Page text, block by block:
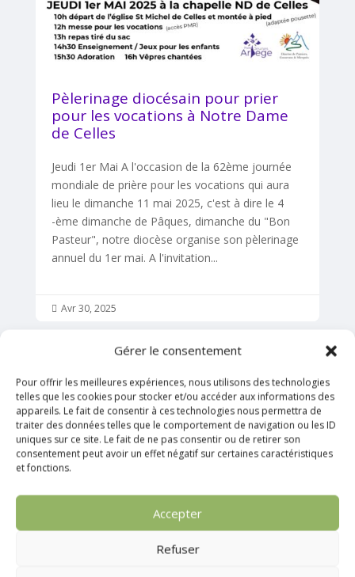
Gérer le consentement
Pour offrir les meilleures expériences, nous utilisons des technologies
telles que les cookies pour stocker et/ou accéder aux informations des
appareils. Le fait de consentir à ces technologies nous permettra de
traiter des données telles que le comportement de navigation ou les ID
uniques sur ce site. Le fait de ne pas consentir ou de retirer son
consentement peut avoir un effet négatif sur certaines caractéristiques
et fonctions.
Accepter
Refuser
Pèlerinage diocésain pour prier
pour les vocations à Notre Dame
de Celles
Jeudi 1er Mai A l'occasion de la 62ème journée
mondiale de prière pour les vocations qui aura
lieu le dimanche 11 mai 2025, c'est à dire le 4
-ème dimanche de Pâques, dimanche du "Bon
Pasteur", notre diocèse organise son pèlerinage
annuel du 1er mai. A l'invitation...
 Avr 30, 2025
Jubilé des Jeunes 2025